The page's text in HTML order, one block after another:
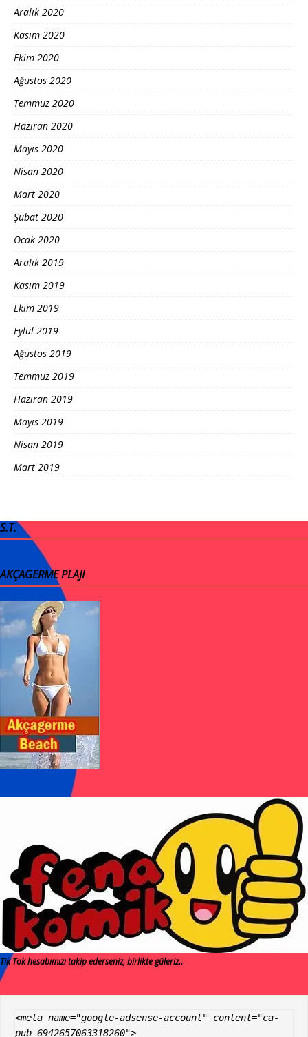
Aralık 2020
Kasım 2020
Ekim 2020
Ağustos 2020
Temmuz 2020
Haziran 2020
Mayıs 2020
Nisan 2020
Mart 2020
Şubat 2020
Ocak 2020
Aralık 2019
Kasım 2019
Ekim 2019
Eylül 2019
Ağustos 2019
Temmuz 2019
Haziran 2019
Mayıs 2019
Nisan 2019
Mart 2019
S.T.
AKÇAGERME PLAJI
Tik Tok hesabımızı takip ederseniz, birlikte güleriz..
<meta name="google-adsense-account" content="ca-
pub-6942657063318260">